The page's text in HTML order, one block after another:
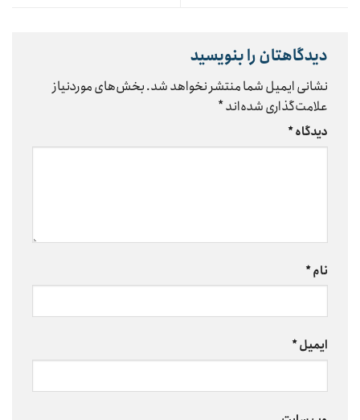
دیدگاهتان را بنویسید
نشانی ایمیل شما منتشر نخواهد شد.بخش‌های موردنیاز
علامت‌گذاری شده‌اند*
دیدگاه*
نام*
ایمیل*